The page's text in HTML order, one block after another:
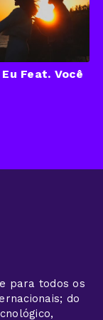
Feat. Você
para todos os
do